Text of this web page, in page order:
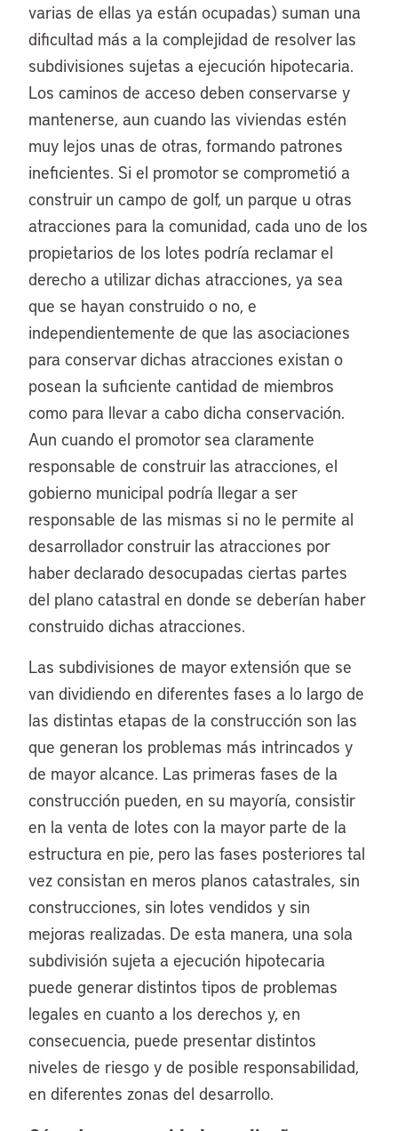
varias de ellas ya están ocupadas) suman una
dificultad más a la complejidad de resolver las
subdivisiones sujetas a ejecución hipotecaria.
Los caminos de acceso deben conservarse y
mantenerse, aun cuando las viviendas estén
muy lejos unas de otras, formando patrones
ineficientes. Si el promotor se comprometió a
construir un campo de golf, un parque u otras
atracciones para la comunidad, cada uno de los
propietarios de los lotes podría reclamar el
derecho a utilizar dichas atracciones, ya sea
que se hayan construido o no, e
independientemente de que las asociaciones
para conservar dichas atracciones existan o
posean la suficiente cantidad de miembros
como para llevar a cabo dicha conservación.
Aun cuando el promotor sea claramente
responsable de construir las atracciones, el
gobierno municipal podría llegar a ser
responsable de las mismas si no le permite al
desarrollador construir las atracciones por
haber declarado desocupadas ciertas partes
del plano catastral en donde se deberían haber
construido dichas atracciones.
Las subdivisiones de mayor extensión que se
van dividiendo en diferentes fases a lo largo de
las distintas etapas de la construcción son las
que generan los problemas más intrincados y
de mayor alcance. Las primeras fases de la
construcción pueden, en su mayoría, consistir
en la venta de lotes con la mayor parte de la
estructura en pie, pero las fases posteriores tal
vez consistan en meros planos catastrales, sin
construcciones, sin lotes vendidos y sin
mejoras realizadas. De esta manera, una sola
subdivisión sujeta a ejecución hipotecaria
puede generar distintos tipos de problemas
legales en cuanto a los derechos y, en
consecuencia, puede presentar distintos
niveles de riesgo y de posible responsabilidad,
en diferentes zonas del desarrollo.